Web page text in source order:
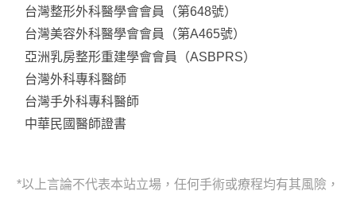
台灣整形外科醫學會會員（第648號）
台灣美容外科醫學會會員（第A465號）
亞洲乳房整形重建學會會員（ASBPRS）
台灣外科專科醫師
台灣手外科專科醫師
中華民國醫師證書
*以上言論不代表本站立場，任何手術或療程均有其風險，